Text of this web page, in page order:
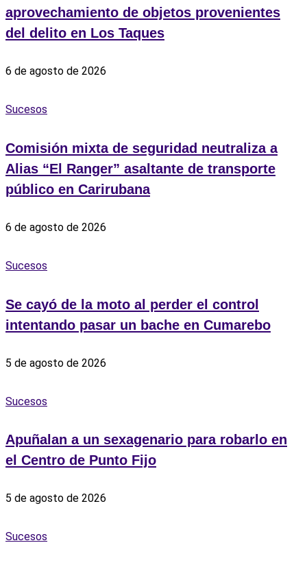
aprovechamiento de objetos provenientes
del delito en Los Taques
6 de agosto de 2026
Sucesos
Comisión mixta de seguridad neutraliza a
Alias “El Ranger” asaltante de transporte
público en Carirubana
6 de agosto de 2026
Sucesos
Se cayó de la moto al perder el control
intentando pasar un bache en Cumarebo
5 de agosto de 2026
Sucesos
Apuñalan a un sexagenario para robarlo en
el Centro de Punto Fijo
5 de agosto de 2026
Sucesos